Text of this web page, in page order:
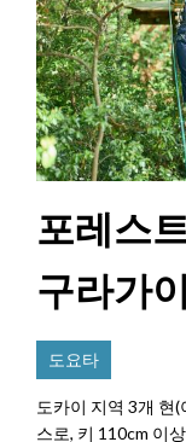
포레스
구라가
도요타
도카이 지역 3개 현
스로, 키 110cm 이